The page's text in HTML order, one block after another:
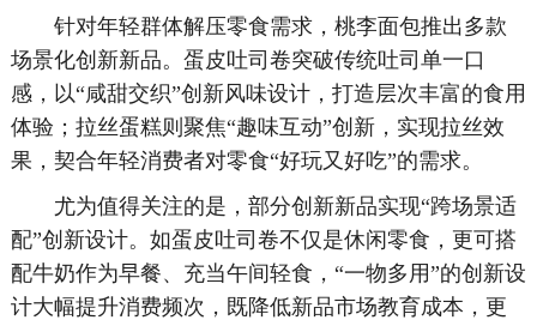
针对年轻群体解压零食需求，桃李面包推出多款
场景化创新新品。蛋皮吐司卷突破传统吐司单一口
感，以“咸甜交织”创新风味设计，打造层次丰富的食用
体验；拉丝蛋糕则聚焦“趣味互动”创新，实现拉丝效
果，契合年轻消费者对零食“好玩又好吃”的需求。
尤为值得关注的是，部分创新新品实现“跨场景适
配”创新设计。如蛋皮吐司卷不仅是休闲零食，更可搭
配牛奶作为早餐、充当午间轻食，“一物多用”的创新设
计大幅提升消费频次，既降低新品市场教育成本，更